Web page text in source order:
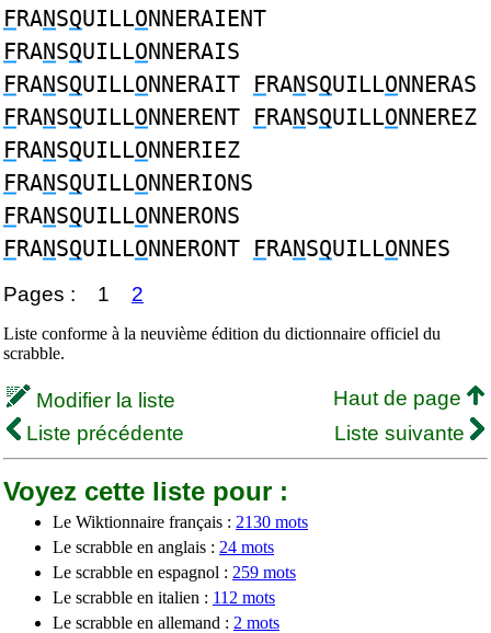
FRANSQUILLONNERAIENT
FRANSQUILLONNERAIS
FRANSQUILLONNERAIT FRANSQUILLONNERAS
FRANSQUILLONNERENT FRANSQUILLONNEREZ
FRANSQUILLONNERIEZ
FRANSQUILLONNERIONS
FRANSQUILLONNERONS
FRANSQUILLONNERONT FRANSQUILLONNES
Pages : 1 2
Liste conforme à la neuvième édition du dictionnaire officiel du
scrabble.
Modifier la liste
Haut de page
Liste précédente
Liste suivante
Voyez cette liste pour :
Le Wiktionnaire français : 2130 mots
Le scrabble en anglais : 24 mots
Le scrabble en espagnol : 259 mots
Le scrabble en italien : 112 mots
Le scrabble en allemand : 2 mots